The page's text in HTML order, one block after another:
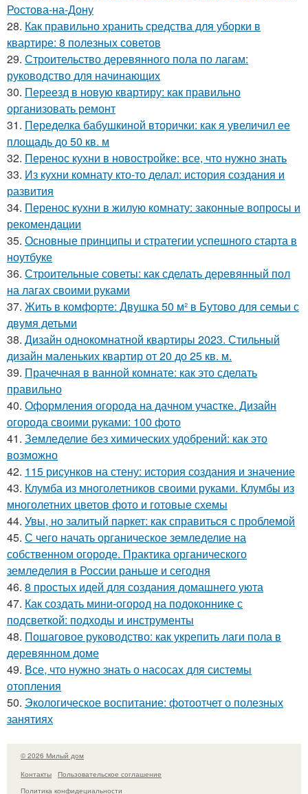
Ростова-на-Дону
28. Как правильно хранить средства для уборки в
квартире: 8 полезных советов
29. Строительство деревянного пола по лагам:
руководство для начинающих
30. Переезд в новую квартиру: как правильно
организовать ремонт
31. Переделка бабушкиной вторички: как я увеличил ее
площадь до 50 кв. м
32. Перенос кухни в новостройке: все, что нужно знать
33. Из кухни комнату кто-то делал: история создания и
развития
34. Перенос кухни в жилую комнату: законные вопросы и
рекомендации
35. Основные принципы и стратегии успешного старта в
ноутбуке
36. Строительные советы: как сделать деревянный пол
на лагах своими руками
37. Жить в комфорте: Двушка 50 м² в Бутово для семьи с
двумя детьми
38. Дизайн однокомнатной квартиры 2023. Стильный
дизайн маленьких квартир от 20 до 25 кв. м.
39. Прачечная в ванной комнате: как это сделать
правильно
40. Оформления огорода на дачном участке. Дизайн
огорода своими руками: 100 фото
41. Земледелие без химических удобрений: как это
возможно
42. 115 рисунков на стену: история создания и значение
43. Клумба из многолетников своими руками. Клумбы из
многолетних цветов фото и готовые схемы
44. Увы, но залитый паркет: как справиться с проблемой
45. С чего начать органическое земледелие на
собственном огороде. Практика органического
земледелия в России раньше и сегодня
46. 8 простых идей для создания домашнего уюта
47. Как создать мини-огород на подоконнике с
подсветкой: подходы и инструменты
48. Пошаговое руководство: как укрепить лаги пола в
деревянном доме
49. Все, что нужно знать о насосах для системы
отопления
50. Экологическое воспитание: фотоотчет о полезных
занятиях
© 2026 Милый дом
Контакты
Пользовательское соглашение
Политика конфидециальности